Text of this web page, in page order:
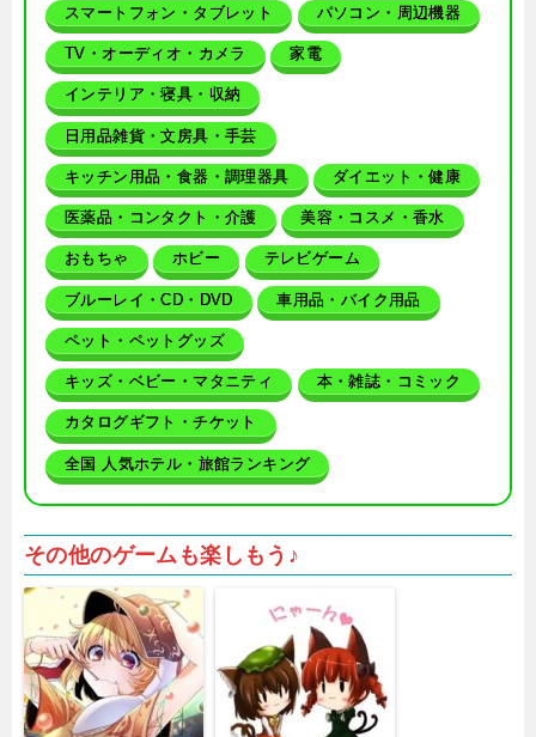
スマートフォン・タブレット パソコン・周辺機器
TV・オーディオ・カメラ 家電
インテリア・寝具・収納
日用品雑貨・文房具・手芸
キッチン用品・食器・調理器具 ダイエット・健康
医薬品・コンタクト・介護 美容・コスメ・香水
おもちゃ ホビー テレビゲーム
ブルーレイ・CD・DVD 車用品・バイク用品
ペット・ペットグッズ
キッズ・ベビー・マタニティ 本・雑誌・コミック
カタログギフト・チケット
全国 人気ホテル・旅館ランキング
その他のゲームも楽しもう♪